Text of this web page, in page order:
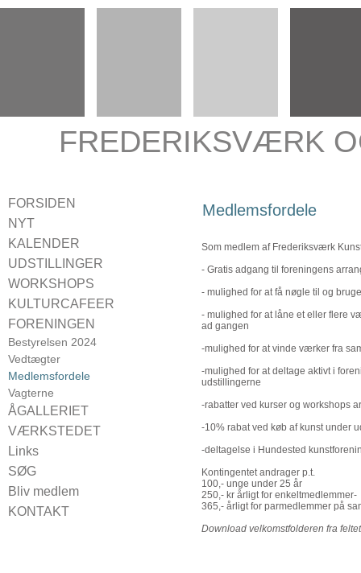
FORSIDEN
NYT
KALENDER
UDSTILLINGER
Udstillinger 2024
Udstillinger 2023
Udstillinger 2021
Udstillinger 2020
Udstillinger 2019
Udstillinger 2018
Udstillinger 2017
Udstillinger 2016
Udstillinger 2015
WORKSHOPS
CROQUIS
KULTURCAFEER
Kulturcaféer 2024
Kulturcaféer 2021
Kulturcaféer 2020
Kulturcaféer 2019
Kulturcaféer 2018
Kulturcaféer 2017
Kulturcaféer 2016
FORENINGEN
Bestyrelsen 2024
Vedtægter
Medlemsfordele
Vagterne
ÅGALLERIET
For udstillere
VÆRKSTEDET
Booking
Links
SØG
Bliv medlem
KONTAKT
FREDERIKSVÆRK
Som medlem af Frederiksværk
- Gratis adgang til foreningens
- mulighed for at få nøgle til og
- mulighed for at låne et eller flere
ad gangen
-mulighed for at vinde værker fra
-mulighed for at deltage aktivt i
udstillingerne
-rabatter ved kurser og workshops
-10% rabat ved køb af kunst under
-deltagelse i Hundested
Kontingentet andrager p.t.
100,- unge under 25 år
250,- kr årligt for enkeltmedlemmer-
365,- årligt for parmedlemmer på
Download velkomstfolderen fra
Medlemsfordele